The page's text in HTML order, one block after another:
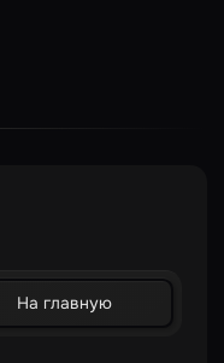
На главную